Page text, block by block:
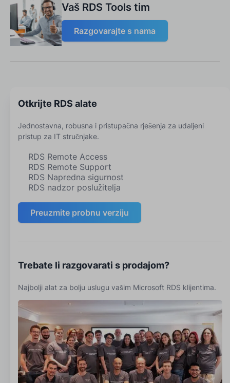
Vaš RDS Tools tim
Razgovarajte s nama
Otkrijte RDS alate
Jednostavna, robusna i pristupačna rješenja za udaljeni
pristup za IT stručnjake.
RDS Remote Access
RDS Remote Support
RDS Napredna sigurnost
RDS nadzor poslužitelja
Preuzmite probnu verziju
Trebate li razgovarati s prodajom?
Najbolji alat za bolju uslugu vašim Microsoft RDS klijentima.